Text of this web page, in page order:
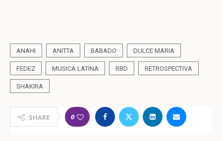
ANAHI ANITTA BABADO DULCE MARIA
FEDEZ MUSICA LATINA RBD RETROSPECTIVA
SHAKIRA
SHARE 0